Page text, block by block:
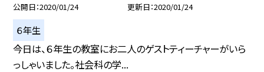
公開日 2020/01/24 更新日 2020/01/24
６年生
今日は、６年生の教室にお二人のゲストティーチャーがいら
っしゃいました。社会科の学...